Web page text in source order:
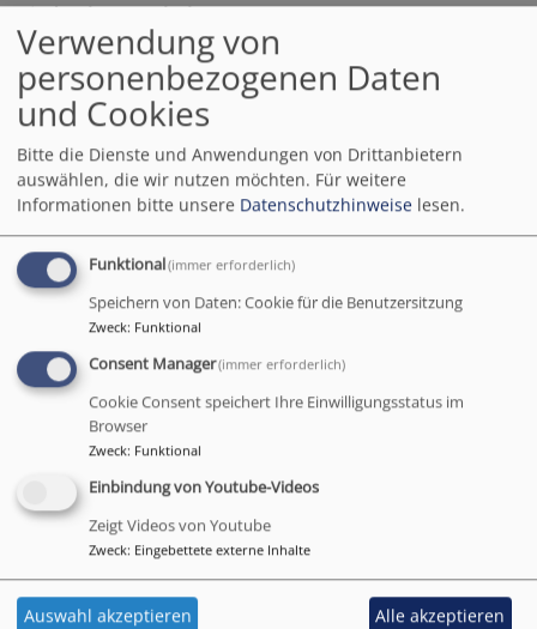
Kinderchor Bartholomäuse
Mehr Infoshier
Unsere Kirchengemeinde ist Träger von bald
drei Kindertagesstätten:
Kindergarten "Unterm Regenbogen" Eschenau
Kinderhaus "Arche Noah" Brand
neue Kindertagesstätte in Eschenau
Kirche entdecken online
Verwendung von
personenbezogenen Daten
und Cookies
Bitte die Dienste und Anwendungen von Drittanbietern
auswählen, die wir nutzen möchten. Für weitere
Informationen bitte unsere Datenschutzhinweise lesen.
Funktional(immer erforderlich)
Speichern von Daten: Cookie für die Benutzersitzung
Zweck: Funktional
Consent Manager(immer erforderlich)
Cookie Consent speichert Ihre Einwilligungsstatus im
Browser
Zweck: Funktional
Einbindung von Youtube-Videos
Zeigt Videos von Youtube
Zweck: Eingebettete externe Inhalte
Auswahl akzeptieren Alle akzeptieren